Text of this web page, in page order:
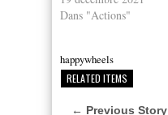
Dans "Actions"
happywheels
RELATED ITEMS
← Previous Story